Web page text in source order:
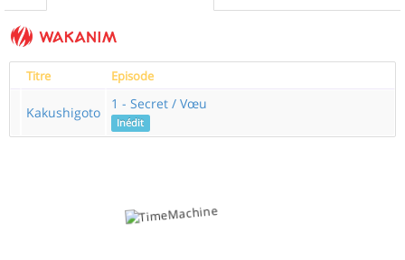
Titre Episode
Kakushigoto
1 - Secret / Vœu
Inédit